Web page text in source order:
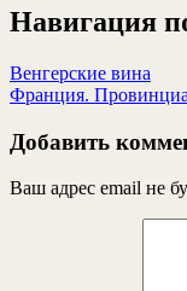
Навигация
Венгерские вина
Франция.
Добавить
Ваш адрес email не